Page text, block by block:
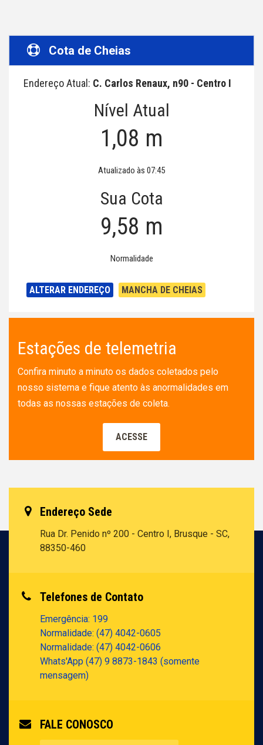
Cota de Cheias
Endereço Atual: C. Carlos Renaux, n90 - Centro I
Nível Atual
1,08 m
Atualizado às 07:45
Sua Cota
9,58 m
Normalidade
ALTERAR ENDEREÇO MANCHA DE CHEIAS
Estações de telemetria
Confira minuto a minuto os dados coletados pelo
nosso sistema e fique atento às anormalidades em
todas as nossas estações de coleta.
ACESSE
Endereço Sede
Rua Dr. Penido nº 200 - Centro I, Brusque - SC,
88350-460
Telefones de Contato
Emergência: 199
Normalidade: (47) 4042-0605
Normalidade: (47) 4042-0606
Whats'App (47) 9 8873-1843 (somente
mensagem)
FALE CONOSCO